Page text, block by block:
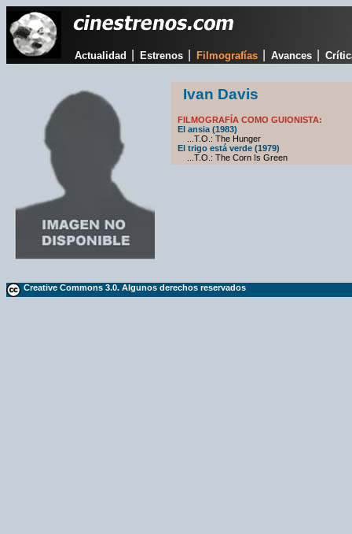
Actualidad Estrenos Filmografías Avances
Ivan Davis
FILMOGRAFÍA COMO GUIONISTA:
El ansia (1983)
...T.O.: The Hunger
El trigo está verde (1979)
...T.O.: The Corn Is Green
Creative Commons 3.0. Algunos derechos reservados